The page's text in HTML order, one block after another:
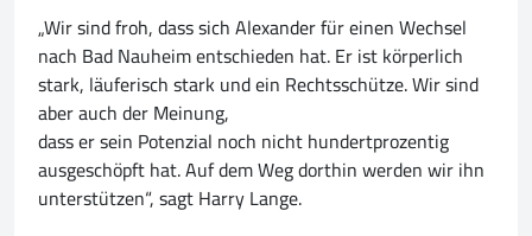
„Wir sind froh, dass sich Alexander für einen Wechsel
nach Bad Nauheim entschieden hat. Er ist körperlich
stark, läuferisch stark und ein Rechtsschütze. Wir sind
aber auch der Meinung,
dass er sein Potenzial noch nicht hundertprozentig
ausgeschöpft hat. Auf dem Weg dorthin werden wir ihn
unterstützen“, sagt Harry Lange.